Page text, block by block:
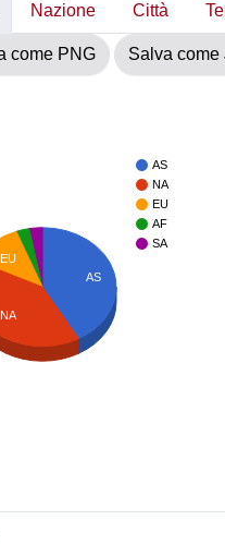
Nazione Città
come PNG Salva come
AS
NA
EU
AF
SA
AS
EU
NA